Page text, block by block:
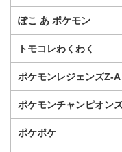
ぽこ あ ポケモン
トモコレわくわく
ポケモンレジェンズZ-A
ポケモンチャンピオン
ポケポケ